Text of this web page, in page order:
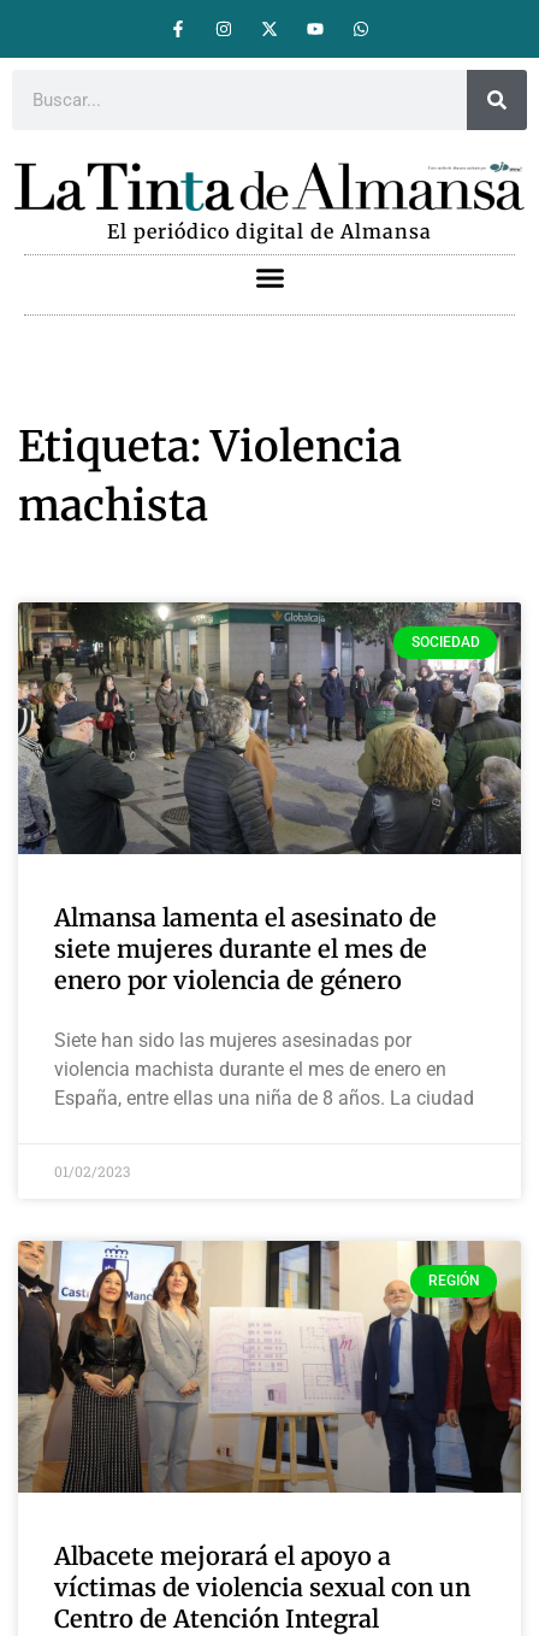
El periódico digital de Almansa
Etiqueta: Violencia
machista
SOCIEDAD
Almansa lamenta el asesinato de
siete mujeres durante el mes de
enero por violencia de género
Siete han sido las mujeres asesinadas por
violencia machista durante el mes de enero en
España, entre ellas una niña de 8 años. La ciudad
01/02/2023
REGIÓN
Albacete mejorará el apoyo a
víctimas de violencia sexual con un
Centro de Atención Integral